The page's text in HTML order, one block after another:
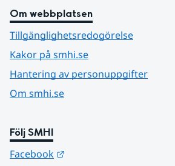
Om webbplatsen
Tillgänglighetsredogörelse
Kakor på smhi.se
Hantering av personuppgifter
Om smhi.se
Följ SMHI
Facebook